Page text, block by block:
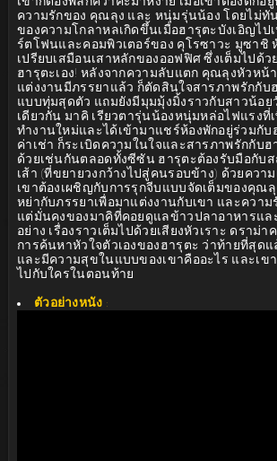
ความรักของ คุณลุง และ หนุ่มรุ่นน้อง โดยไม่ทั
ของความโกลาหลเกิดขึ้นเมื่อฮารุตะบังเอิญไป
ร์ตโฟนและคอมพิวเตอร์ของ คุโรซาวะ มูซาชิ
เปรียบเสมือนเสาหลักของออฟฟิศ ซึ่งเต็มไปด้ว
ฮารุตะเอง! หลังจากความลับแตก คุณลุงหัวหน้
แต่งงานมีภรรยาแล้ว ก็ตัดสินใจสารภาพรักกับ
แบบทุ่มสุดตัว แถมยังมีมุมมุ้งมิ้งราวกับสาวน้อย
เดียวกัน มาคิ เรียวตารุ่นน้องหนุ่มหล่อไฟแรงที่
ทำงานใหม่และได้เข้ามาแชร์ห้องพักอยู่ร่วมกับ
ค่าเช่า ก็ระเบิดความในใจและสารภาพรักกับฮ
ด้วยเช่นกันตลอดทั้งซีซัน ฮารุตะต้องรับมือกับ
เส้า (ที่ขยายวงกว้างไปสู่คนรอบข้าง) ด้วยควา
เขาต้องเผชิญกับการรุกจีบแบบจัดเต็มของคุณ
หย่ากับภรรยาเพื่อมาแต่งงานกับเขา และความ
แต่มั่นคงของมาคิที่คอยดูแลข้าวปลาอาหารแล
อย่าง เรื่องราวเต็มไปด้วยเสียงหัวเราะ ดราม่
การค้นหาหัวใจตัวเองของฮารุตะ ว่าท้ายที่สุด
และมีความสุขในแบบของเขาคืออะไร และเข
ไปกับใครในตอนท้าย
ตัวอย่างหนัง :